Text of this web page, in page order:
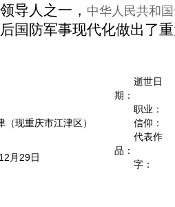
导人之一， 中华人民共和
国防军事现代化做出了
（现重庆市江津区）
月29日
逝世日
期：
职业：
信仰：
代表作
品：
字：